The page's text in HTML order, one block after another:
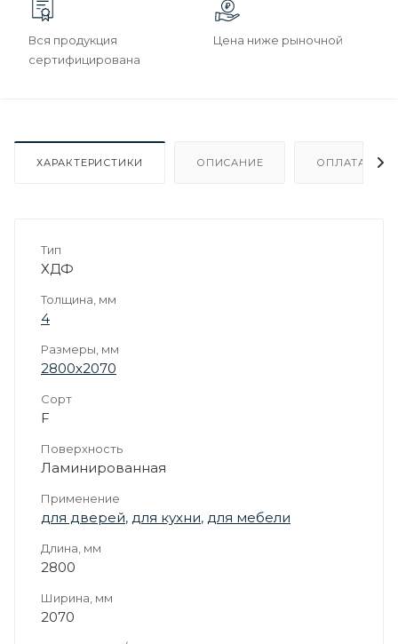
Вся продукция
сертифицирована
Цена ниже рыночной
ХАРАКТЕРИСТИКИ ОПИСАНИЕ ОПЛАТА
Тип
ХДФ
Толщина, мм
4
Размеры, мм
2800х2070
Сорт
F
Поверхность
Ламинированная
Применение
для дверей, для кухни, для мебели
Длина, мм
2800
Ширина, мм
2070